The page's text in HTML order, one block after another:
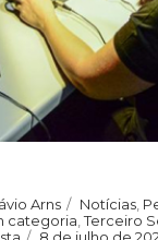
Arns Notícias
categoria ,Terceiro
8 de julho de